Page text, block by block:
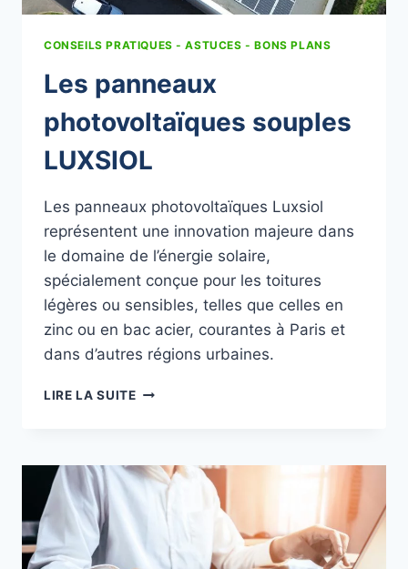
CONSEILS PRATIQUES - ASTUCES - BONS PLANS
Les panneaux
photovoltaïques souples
LUXSIOL
Les panneaux photovoltaïques Luxsiol
représentent une innovation majeure dans
le domaine de l’énergie solaire,
spécialement conçue pour les toitures
légères ou sensibles, telles que celles en
zinc ou en bac acier, courantes à Paris et
dans d’autres régions urbaines.
LIRE LA SUITE LES
LUXSIOL